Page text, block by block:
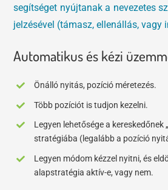
segítséget nyújtanak a nevezetes
jelzésével (támasz, ellenállás, vagy
Automatikus és kézi
Önálló nyitás, pozíció méretezés.
Több pozíciót is tudjon kezelni.
Legyen lehetősége a kereskedőnek
stratégiába (legalább a pozíció
Legyen módom kézzel nyitni, és
alapstratégia aktív-e, vagy nem.